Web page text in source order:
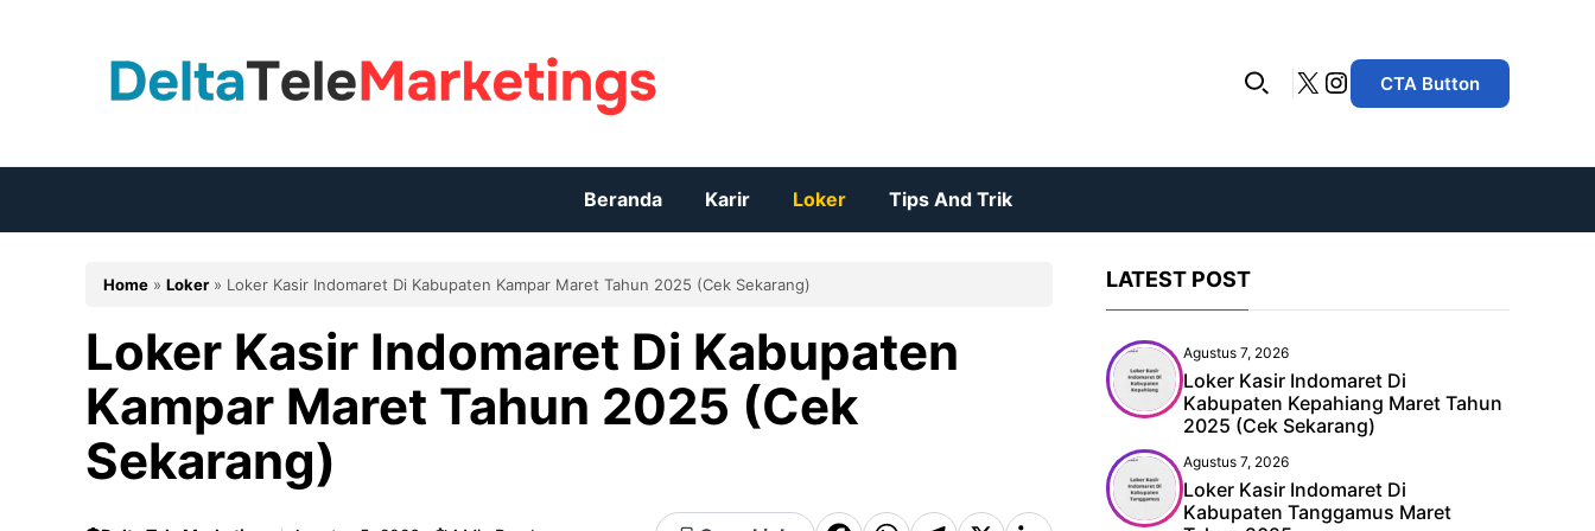
X Instagram
CTA Button
Beranda Karir Loker Tips And Trik
Home » Loker » Loker Kasir Indomaret Di Kabupaten Kampar Maret Tahun 2025 (Cek Sekarang)
Loker Kasir Indomaret Di Kabupaten
Kampar Maret Tahun 2025 (Cek
Sekarang)
LATEST POST
Agustus 7, 2026
Loker Kasir Indomaret Di
Kabupaten Kepahiang Maret Tahun
2025 (Cek Sekarang)
Agustus 7, 2026
Loker Kasir Indomaret Di
Kabupaten Tanggamus Maret